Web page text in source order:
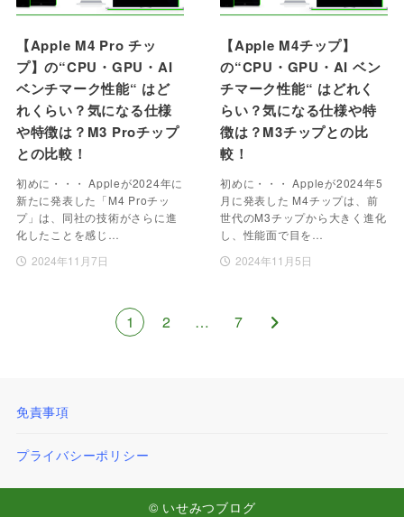
【Apple M4 Pro チッ
プ】の“CPU・GPU・AI
ベンチマーク性能“ はど
れくらい？気になる仕様
や特徴は？M3 Proチップ
との比較！
初めに・・・ Appleが2024年に
新たに発表した「M4 Proチッ
プ」は、同社の技術がさらに進
化したことを感じ…
2024年11月7日
【Apple M4チップ】
の“CPU・GPU・AI ベン
チマーク性能“ はどれく
らい？気になる仕様や特
徴は？M3チップとの比
較！
初めに・・・ Appleが2024年5
月に発表した M4チップは、前
世代のM3チップから大きく進化
し、性能面で目を…
2024年11月5日
1 2 … 7
免責事項
プライバシーポリシー
© いせみつブログ